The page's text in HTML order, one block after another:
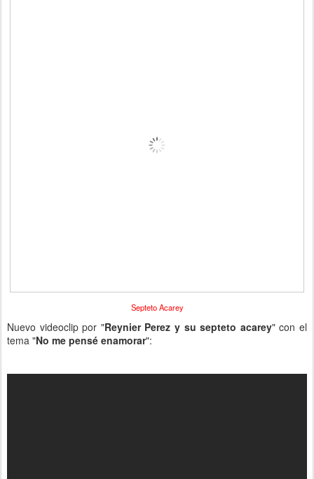
Septeto Acarey
Nuevo videoclip por "Reynier Perez y su septeto acarey" con el
tema "No me pensé enamorar":